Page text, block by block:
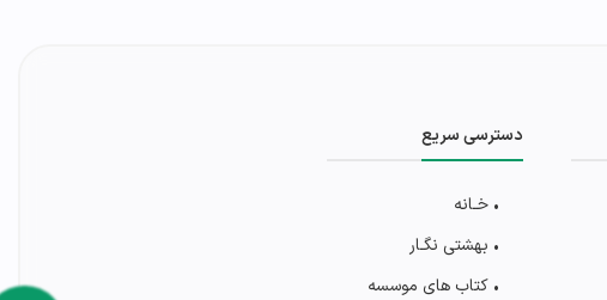
دسترسی سریع
• خـانه
• بهشتی‌ نگـار
• کتاب های موسسه